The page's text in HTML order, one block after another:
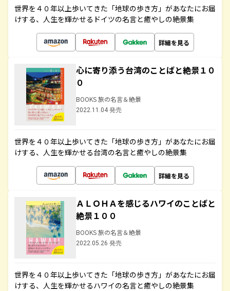
世界を４０年以上歩いてきた「地球の歩き方」があなたにお届
けする、人生を輝かせるドイツの名言と癒やしの絶景集
詳細を見る
心に寄り添う台湾のことばと絶景１０
０
BOOKS 旅の名言＆絶景
2022.11.04 発売
世界を４０年以上歩いてきた「地球の歩き方」があなたにお届
けする、人生を輝かせる台湾の名言と癒やしの絶景集
詳細を見る
ＡＬＯＨＡを感じるハワイのことばと
絶景１００
BOOKS 旅の名言＆絶景
2022.05.26 発売
世界を４０年以上歩いてきた「地球の歩き方」があなたにお届
けする、人生を輝かせるハワイの名言と癒やしの絶景集